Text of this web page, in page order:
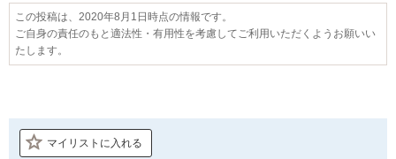
この投稿は、2020年8月1日時点の情報です。
ご自身の責任のもと適法性・有用性を考慮してご利用いただくようお願いい
たします。
マイリストに入れる